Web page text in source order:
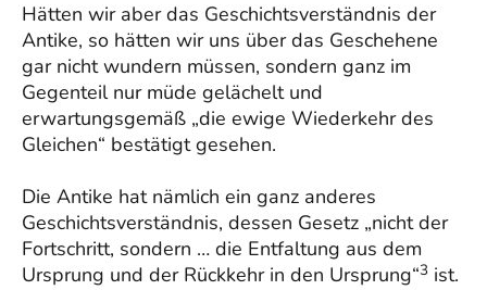
Hätten wir aber das Geschichtsverständnis der
Antike, so hätten wir uns über das Geschehene
gar nicht wundern müssen, sondern ganz im
Gegenteil nur müde gelächelt und
erwartungsgemäß „die ewige Wiederkehr des
Gleichen“ bestätigt gesehen.
Die Antike hat nämlich ein ganz anderes
Geschichtsverständnis, dessen Gesetz „nicht der
Fortschritt, sondern … die Entfaltung aus dem
Ursprung und der Rückkehr in den Ursprung“3 ist.